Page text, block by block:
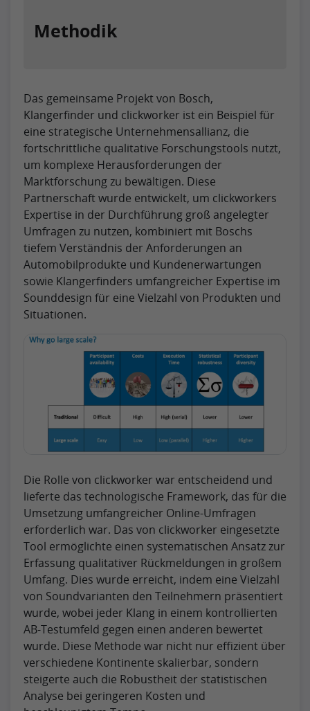
Methodik
Das gemeinsame Projekt von Bosch,
Klangerfinder und clickworker ist ein Beispiel für
eine strategische Unternehmensallianz, die
fortschrittliche qualitative Forschungstools nutzt,
um komplexe Herausforderungen der
Marktforschung zu bewältigen. Diese
Partnerschaft wurde entwickelt, um clickworkers
Expertise in der Durchführung groß angelegter
Umfragen zu nutzen, kombiniert mit Boschs
tiefem Verständnis der Anforderungen an
Automobilprodukte und Kundenerwartungen
sowie Klangerfinders umfangreicher Expertise im
Sounddesign für eine Vielzahl von Produkten und
Situationen.
Die Rolle von clickworker war entscheidend und
lieferte das technologische Framework, das für die
Umsetzung umfangreicher Online-Umfragen
erforderlich war. Das von clickworker eingesetzte
Tool ermöglichte einen systematischen Ansatz zur
Erfassung qualitativer Rückmeldungen in großem
Umfang. Dies wurde erreicht, indem eine Vielzahl
von Soundvarianten den Teilnehmern präsentiert
wurde, wobei jeder Klang in einem kontrollierten
AB-Testumfeld gegen einen anderen bewertet
wurde. Diese Methode war nicht nur effizient über
verschiedene Kontinente skalierbar, sondern
steigerte auch die Robustheit der statistischen
Analyse bei geringeren Kosten und